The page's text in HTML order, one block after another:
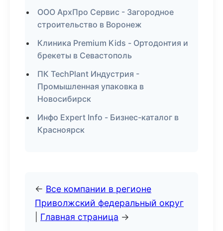
ООО АрхПро Сервис - Загородное
строительство в Воронеж
Клиника Premium Kids - Ортодонтия и
брекеты в Севастополь
ПК TechPlant Индустрия -
Промышленная упаковка в
Новосибирск
Инфо Expert Info - Бизнес-каталог в
Красноярск
← Все компании в регионе
Приволжский федеральный округ
Главная страница →